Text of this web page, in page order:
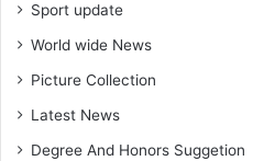
Sport update
World wide News
Picture Collection
Latest News
Degree And Honors Suggetion